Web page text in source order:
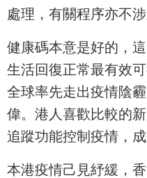
處理，有關程序亦不
健康碼本意是好的，
生活回復正常最有效
全球率先走出疫情陰
偉。港人喜歡比較的
追蹤功能控制疫情，
本港疫情己見紓緩，